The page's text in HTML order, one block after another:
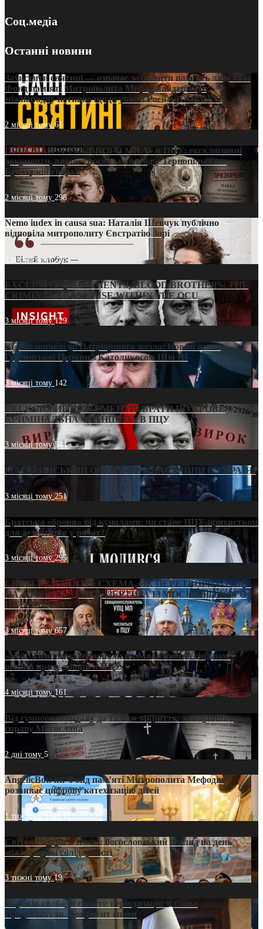
Соц.медіа
Останні новини
Захистити святині — означає захистити пам’ять людства:
Фонд пам’яті Митрополита Мефодія підтримує
міжнародну петицію щодо участі Росії в ЮНЕСКО
2 місяці тому61
ПРИСМАК «РУССЬКОГО МІРА» в ПЦУ: ексклюзивні
документи, вирок і російський слід у Тернопільсько-
Бучацькій єпархії
2 місяці тому 298
Nemo iudex in causa sua: Наталія Шевчук публічно
відповіла митрополиту Євстратію Зорі
3 місяці тому215
EXCLUSIVE (DOCUMENTS)/BLOOD BROTHERS: THE
CRIMINAL FRANCHISE WITHIN THE OCU
3 місяці тому129
Від віолончелі до Патріаршого жезла: Новий шлях
Грузинської Церкви з Католикосом Шіо III
3 місяці тому 142
ЕКСКЛЮЗИВ (ДОКУМЕНТИ)/БРАТИ ПО КРОВІ:
КРИМІНАЛЬНА ФРАНШИЗА В ПЦУ
3 місяці тому544
МАТЕРИНСЬКИЙ ОМОРФОР В ЧАС ВІЙНИ В УКРАЇНІ
3 місяці тому251
Братська «броня» під куполами: чи стане ПЦУ прихистком
для дезертирів у рясах?
3 місяці тому295
СВЯТІ УХИЛЯНТИ: СХЕМА, ЯК ПЕРЕТВОРИТИ ПЦУ
НА «ОФШОР» ДЛЯ ДЕЗЕРТИРА ІЗ МОСКОВСЬКОГО
ПАТРІАРХАТУ
3 місяці тому657
«Кейс Тихона» у Тернополі: як Молитовний сніданок
оголив кризу довіри в ПЦУ
4 місяці тому161
Від гучного скандалу до тихого закриття: хто зупинив
справу Мстислава
2 дні тому 5
AngelicBot: як Фонд пам’яті Митрополита Мефодія
розвиває цифрову катехизацію дітей
1 тиждень тому12
Світові лідери в Києві: богословський погляд на день
міжнародної солідарності
3 тижні тому19
35 років свободи совісті: періодизація зі слова
Предстоятеля. Документ епохи